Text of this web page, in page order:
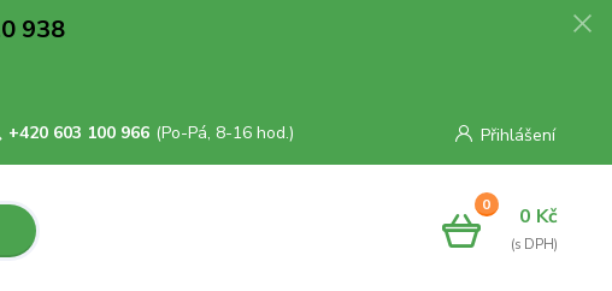
938
Přihlášení
+420 603 100 966 (Po-Pá, 8-16 hod.)
0 0 Kč